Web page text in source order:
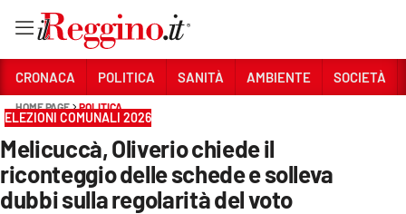
Sezioni
CRONACA
POLITICA
CRONACA POLITICA SANITÀ AMBIENTE SOCIETÀ
HOME PAGE POLITICA
ELEZIONI COMUNALI 2026
Melicuccà, Oliverio chiede il
riconteggio delle schede e solleva
dubbi sulla regolarità del voto